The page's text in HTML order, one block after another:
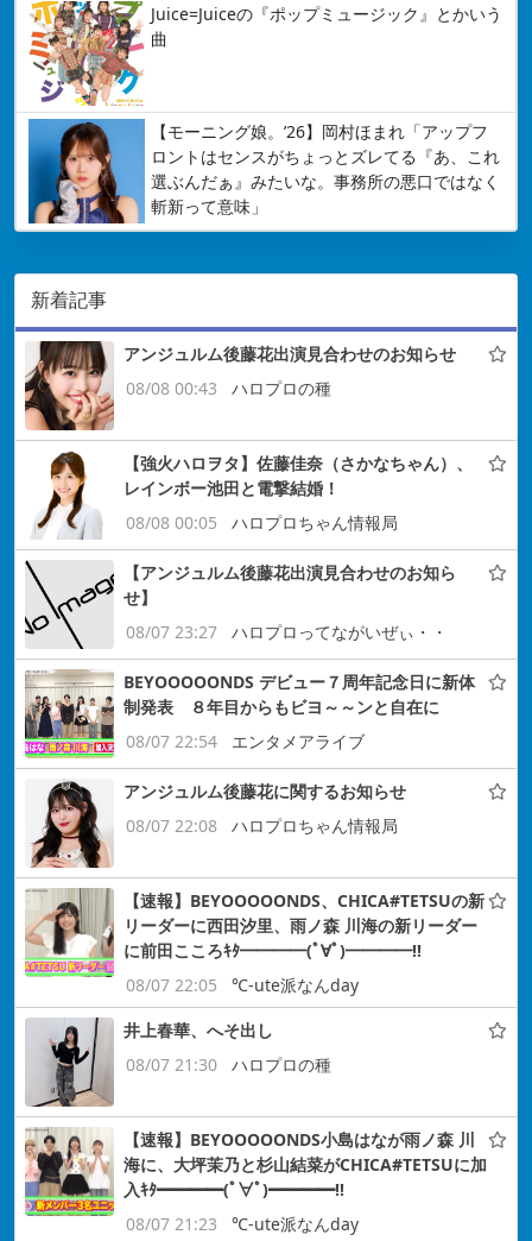
Juice=Juiceの『ポップミュージック』とかいう
曲
【モーニング娘。’26】岡村ほまれ「アップフ
ロントはセンスがちょっとズレてる『あ、これ
選ぶんだぁ』みたいな。事務所の悪口ではなく
斬新って意味」
新着記事
アンジュルム後藤花出演見合わせのお知らせ
08/08 00:43
ハロプロの種
【強火ハロヲタ】佐藤佳奈（さかなちゃん）、
レインボー池田と電撃結婚！
08/08 00:05
ハロプロちゃん情報局
【アンジュルム後藤花出演見合わせのお知ら
せ】
08/07 23:27
ハロプロってながいぜぃ・・
BEYOOOOONDS デビュー７周年記念日に新体
制発表 ８年目からもビヨ～～ンと自在に
08/07 22:54
エンタメアライブ
アンジュルム後藤花に関するお知らせ
08/07 22:08
ハロプロちゃん情報局
【速報】BEYOOOOONDS、CHICA#TETSUの新
リーダーに西田汐里、雨ノ森 川海の新リーダー
に前田こころｷﾀ━━━━(ﾟ∀ﾟ)━━━━!!
08/07 22:05
℃-ute派なんday
井上春華、へそ出し
08/07 21:30
ハロプロの種
【速報】BEYOOOOONDS小島はなが雨ノ森 川
海に、大坪茉乃と杉山結菜がCHICA#TETSUに加
入ｷﾀ━━━━(ﾟ∀ﾟ)━━━━!!
08/07 21:23
℃-ute派なんday